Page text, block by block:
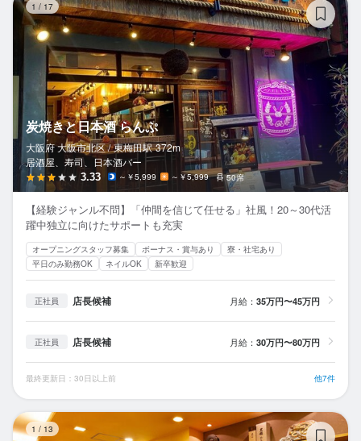
1 / 17
炭焼きと日本酒 らんぷ
大阪府 大阪市北区 / 東梅田駅 372m
居酒屋、寿司、日本酒バー
3.33 ～￥5,999 ～￥5,999 50席
【経験ジャンル不問】「仲間を信じて任せる」社風！20～30代活
躍中独立に向けたサポートも充実
オープニングスタッフ募集 ボーナス・賞与あり
寮・社宅あり
平日のみ勤務OK
ネイルOK 新卒歓迎
正社員 店長候補 月給： 35万円〜45万円
正社員 店長候補 月給： 30万円〜80万円
最終更新日：30日以上前 他7件
1 / 13